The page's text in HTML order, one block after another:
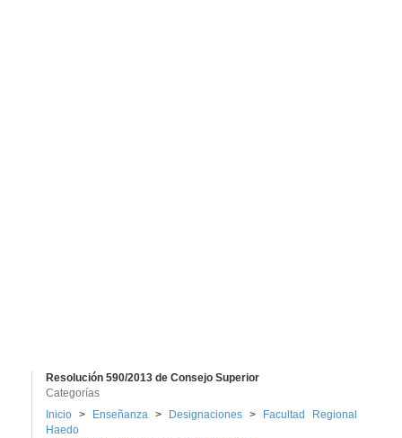
Resolución 590/2013 de Consejo Superior
Categorías
Inicio > Enseñanza > Designaciones >
Facultad Regional
Haedo